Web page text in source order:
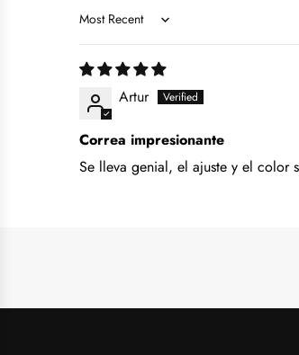
Sort by
Artur
Correa impresionante
Se lleva genial, el ajuste y el color